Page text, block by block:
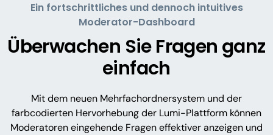
Ein fortschrittliches und dennoch intuitives
Moderator-Dashboard
Überwachen Sie Fragen ganz
einfach
Mit dem neuen Mehrfachordnersystem und der
farbcodierten Hervorhebung der Lumi-Plattform können
Moderatoren eingehende Fragen effektiver anzeigen und